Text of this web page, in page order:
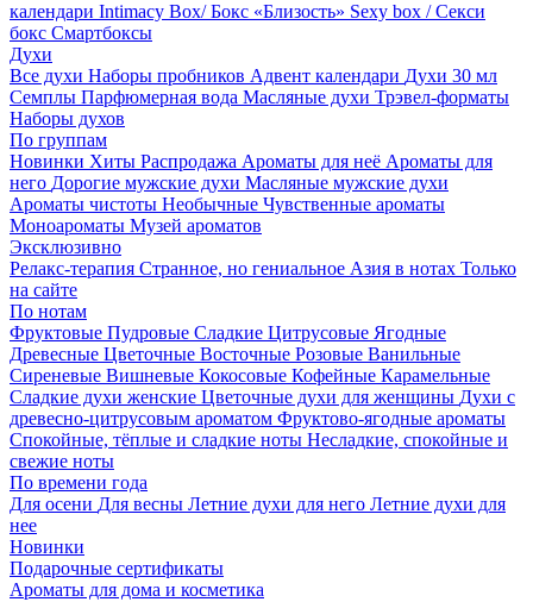
календари Intimacy Box/ Бокс «Близость» Sexy box / Секси
бокс Смартбоксы
Духи
Все духи Наборы пробников Адвент календари Духи 30 мл
Семплы Парфюмерная вода Масляные духи Трэвел-форматы
Наборы духов
По группам
Новинки Хиты Распродажа Ароматы для неё Ароматы для
него Дорогие мужские духи Масляные мужские духи
Ароматы чистоты Необычные Чувственные ароматы
Моноароматы Музей ароматов
Эксклюзивно
Релакс-терапия Странное, но гениальное Азия в нотах Только
на сайте
По нотам
Фруктовые Пудровые Сладкие Цитрусовые Ягодные
Древесные Цветочные Восточные Розовые Ванильные
Сиреневые Вишневые Кокосовые Кофейные Карамельные
Сладкие духи женские Цветочные духи для женщины Духи с
древесно-цитрусовым ароматом Фруктово-ягодные ароматы
Спокойные, тёплые и сладкие ноты Несладкие, спокойные и
свежие ноты
По времени года
Для осени Для весны Летние духи для него Летние духи для
нее
Новинки
Подарочные сертификаты
Ароматы для дома и косметика